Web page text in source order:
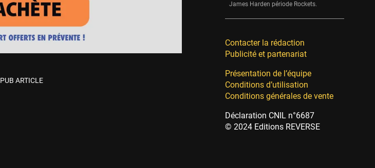
PUB ARTICLE
James Harden période Rockets.
Contacter la rédaction
Publicité et partenariat
Présentation de l’équipe
Conditions d’utilisation
Conditions générales de vente
Déclaration CNIL n°6687
© 2024 Editions REVERSE